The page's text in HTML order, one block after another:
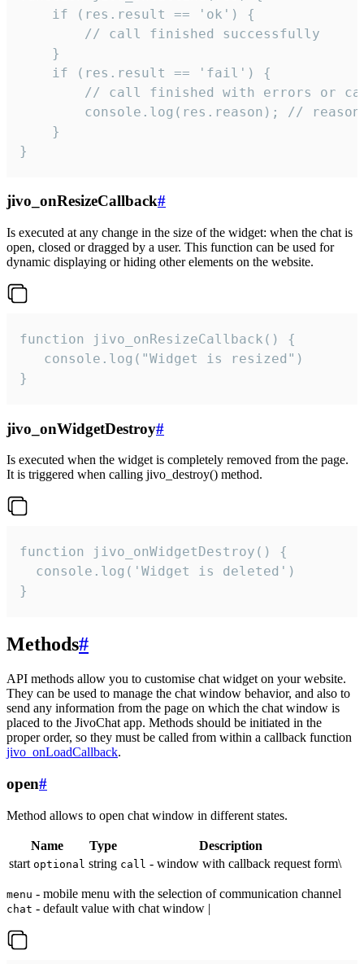
    if (res.result == 'ok') {
        // call finished successfully
    }
    if (res.result == 'fail') {
// call finished with errors or
console.log(res.reason); //
    }
}
jivo_onResizeCallback#
Is executed at any change in the size of the widget: when the chat is
open, closed or dragged by a user. This function can be used for
dynamic displaying or hiding other elements on the website.
function jivo_onResizeCallback() {
   console.log("Widget is resized")
}
jivo_onWidgetDestroy#
Is executed when the widget is completely removed from the page.
It is triggered when calling jivo_destroy() method.
function jivo_onWidgetDestroy() {
  console.log('Widget is deleted')
}
Methods#
API methods allow you to customise chat widget on your website.
They can be used to manage the chat window behavior, and also to
send any information from the page on which the chat window is
placed to the JivoChat app. Methods should be initiated in the
proper order, so they must be called from within a callback function
jivo_onLoadCallback.
open#
Method allows to open chat window in different states.
Name Type
Description
start optional string call - window with callback request form\
menu - mobile menu with the selection of communication channel
chat - default value with chat window |